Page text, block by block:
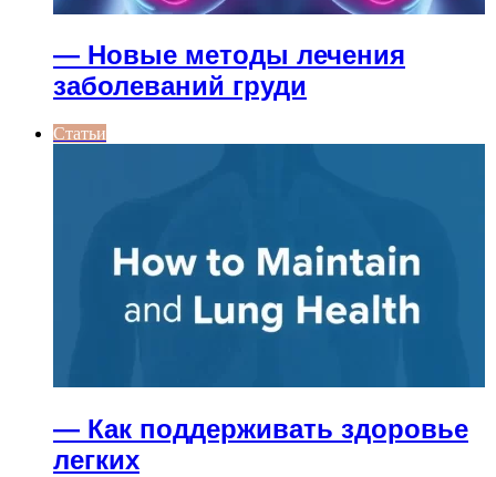
— Новые методы лечения
заболеваний груди
Статьи
— Как поддерживать здоровье
легких